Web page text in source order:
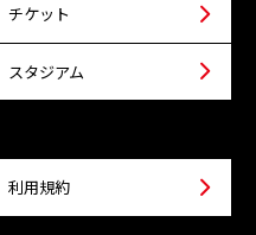
チケット
スタジアム
利用規約